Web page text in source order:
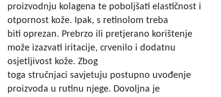
proizvodnju kolagena te poboljšati elastičnost i
otpornost kože. Ipak, s retinolom treba
biti oprezan. Prebrzo ili pretjerano korištenje
može izazvati iritacije, crvenilo i dodatnu
osjetljivost kože. Zbog
toga stručnjaci savjetuju postupno uvođenje
proizvoda u rutinu njege. Dovoljna je